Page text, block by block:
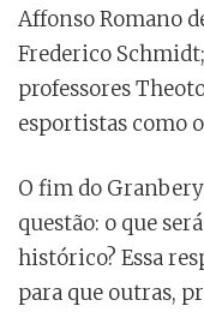
Affonso Romano
Frederico
professores
esportistas como
O fim do
questão: o que
histórico? Essa
para que outras,